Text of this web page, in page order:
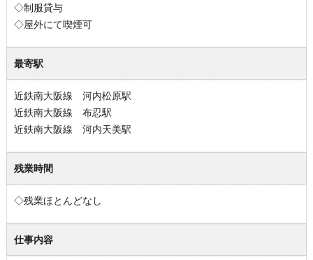
◇制服貸与
◇屋外にて喫煙可
最寄駅
近鉄南大阪線 河内松原駅
近鉄南大阪線 布忍駅
近鉄南大阪線 河内天美駅
残業時間
◇残業ほとんどなし
仕事内容